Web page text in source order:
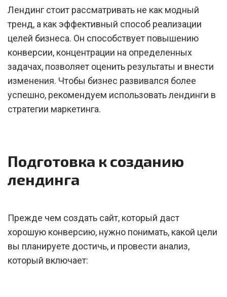
Лендинг стоит рассматривать не как модный
тренд, а как эффективный способ реализации
целей бизнеса. Он способствует повышению
конверсии, концентрации на определенных
задачах, позволяет оценить результаты и внести
изменения. Чтобы бизнес развивался более
успешно, рекомендуем использовать лендинги в
стратегии маркетинга.
Подготовка к созданию
лендинга
Прежде чем создать сайт, который даст
хорошую конверсию, нужно понимать, какой цели
вы планируете достичь, и провести анализ,
который включает: